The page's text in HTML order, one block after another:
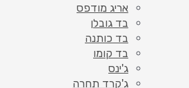
אריג מודפס
בד גובלן
בד כותנה
בד קומו
ג'ינס
ג'קרד תחרה